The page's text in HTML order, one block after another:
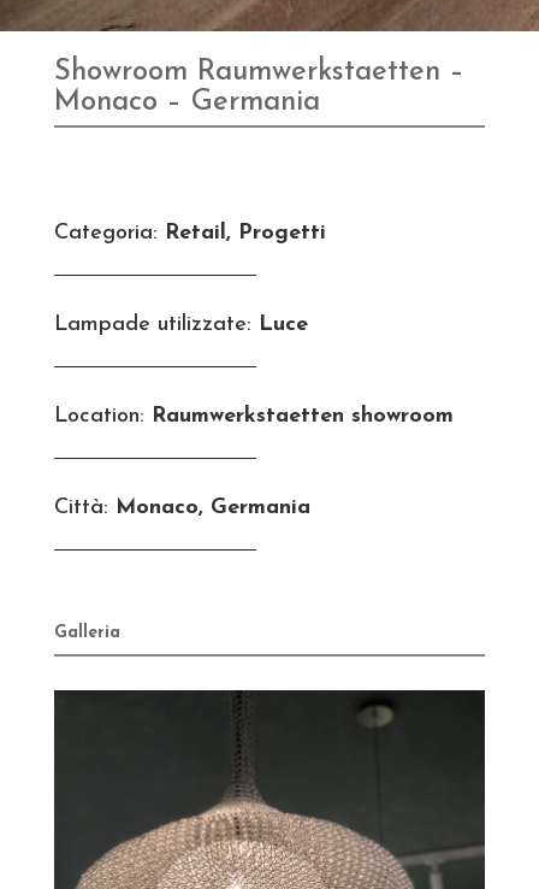
Showroom Raumwerkstaetten –
Monaco – Germania
Categoria: Retail, Progetti
Lampade utilizzate: Luce
Location: Raumwerkstaetten showroom
Città: Monaco, Germania
Galleria